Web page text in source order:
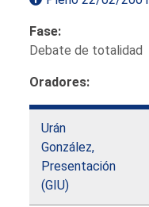
Fase:
Debate de totalidad
Oradores:
Urán
González,
Presentación
(GIU)